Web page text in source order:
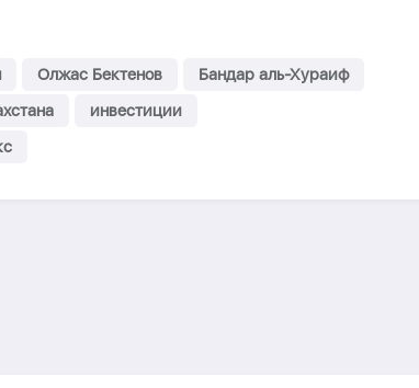
Олжас Бектенов
Бандар аль-Хураиф
инвестиции